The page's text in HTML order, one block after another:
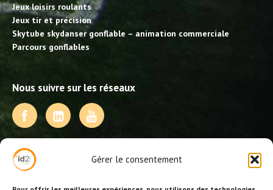
Gérer le consentement
Jeux loisirs roulants
Jeux tir et précision
Skytube skydanser gonflable – animation commerciale
Parcours gonflables
Nous suivre sur les réseaux
NOS PRESTATIONS
Activités, jeux et animations BDE
Animations événementielles